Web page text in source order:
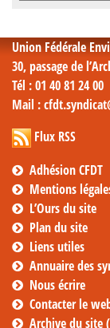
Union Fédérale
30, passage de
Tél : 01 40 81 24 00
Mail :
Flux RSS
Adhésion CFDT
Mentions
L’Ours du site
Plan du site
Liens utiles
Annuaire des
Nous écrire
Contacter le
Archive du site